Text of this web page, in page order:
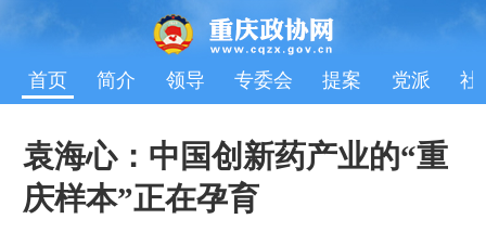
首页 简介 领导 专委会 提案 党派 社
袁海心：中国创新药产业的“重
庆样本”正在孕育